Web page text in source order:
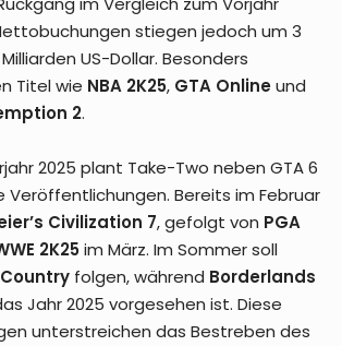
stiegen jedoch um 3
US-Dollar. Besonders
Titel wie NBA 2K25, GTA Onlineund
2.
2025 plant Take-Two neben GTA 6
Bereits im Februar
Civilization 7, gefolgt von PGA
2K25im März. Im Sommer soll
folgen, während Borderlands
Jahr 2025 vorgesehen ist. Diese
unterstreichen das Bestreben des